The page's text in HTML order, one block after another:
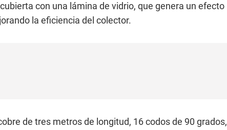
con una lámina de vidrio, que genera un efecto
la eficiencia del colector.
de tres metros de longitud, 16 codos de 90 grados,